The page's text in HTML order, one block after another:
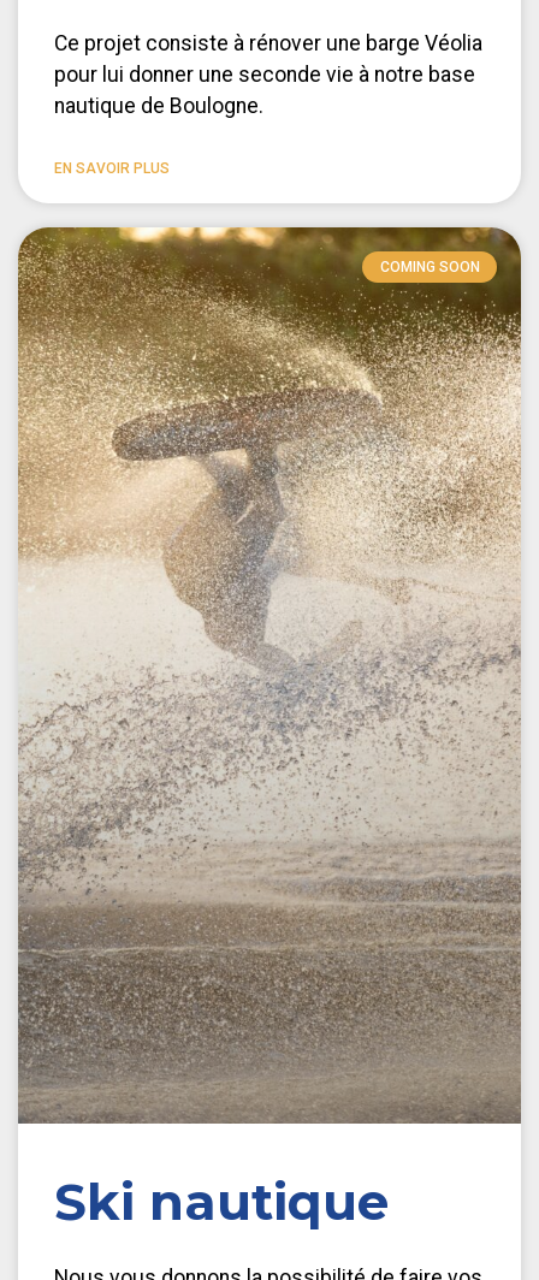
Ce projet consiste à rénover une barge Véolia
pour lui donner une seconde vie à notre base
nautique de Boulogne.
EN SAVOIR PLUS
COMING SOON
Ski nautique